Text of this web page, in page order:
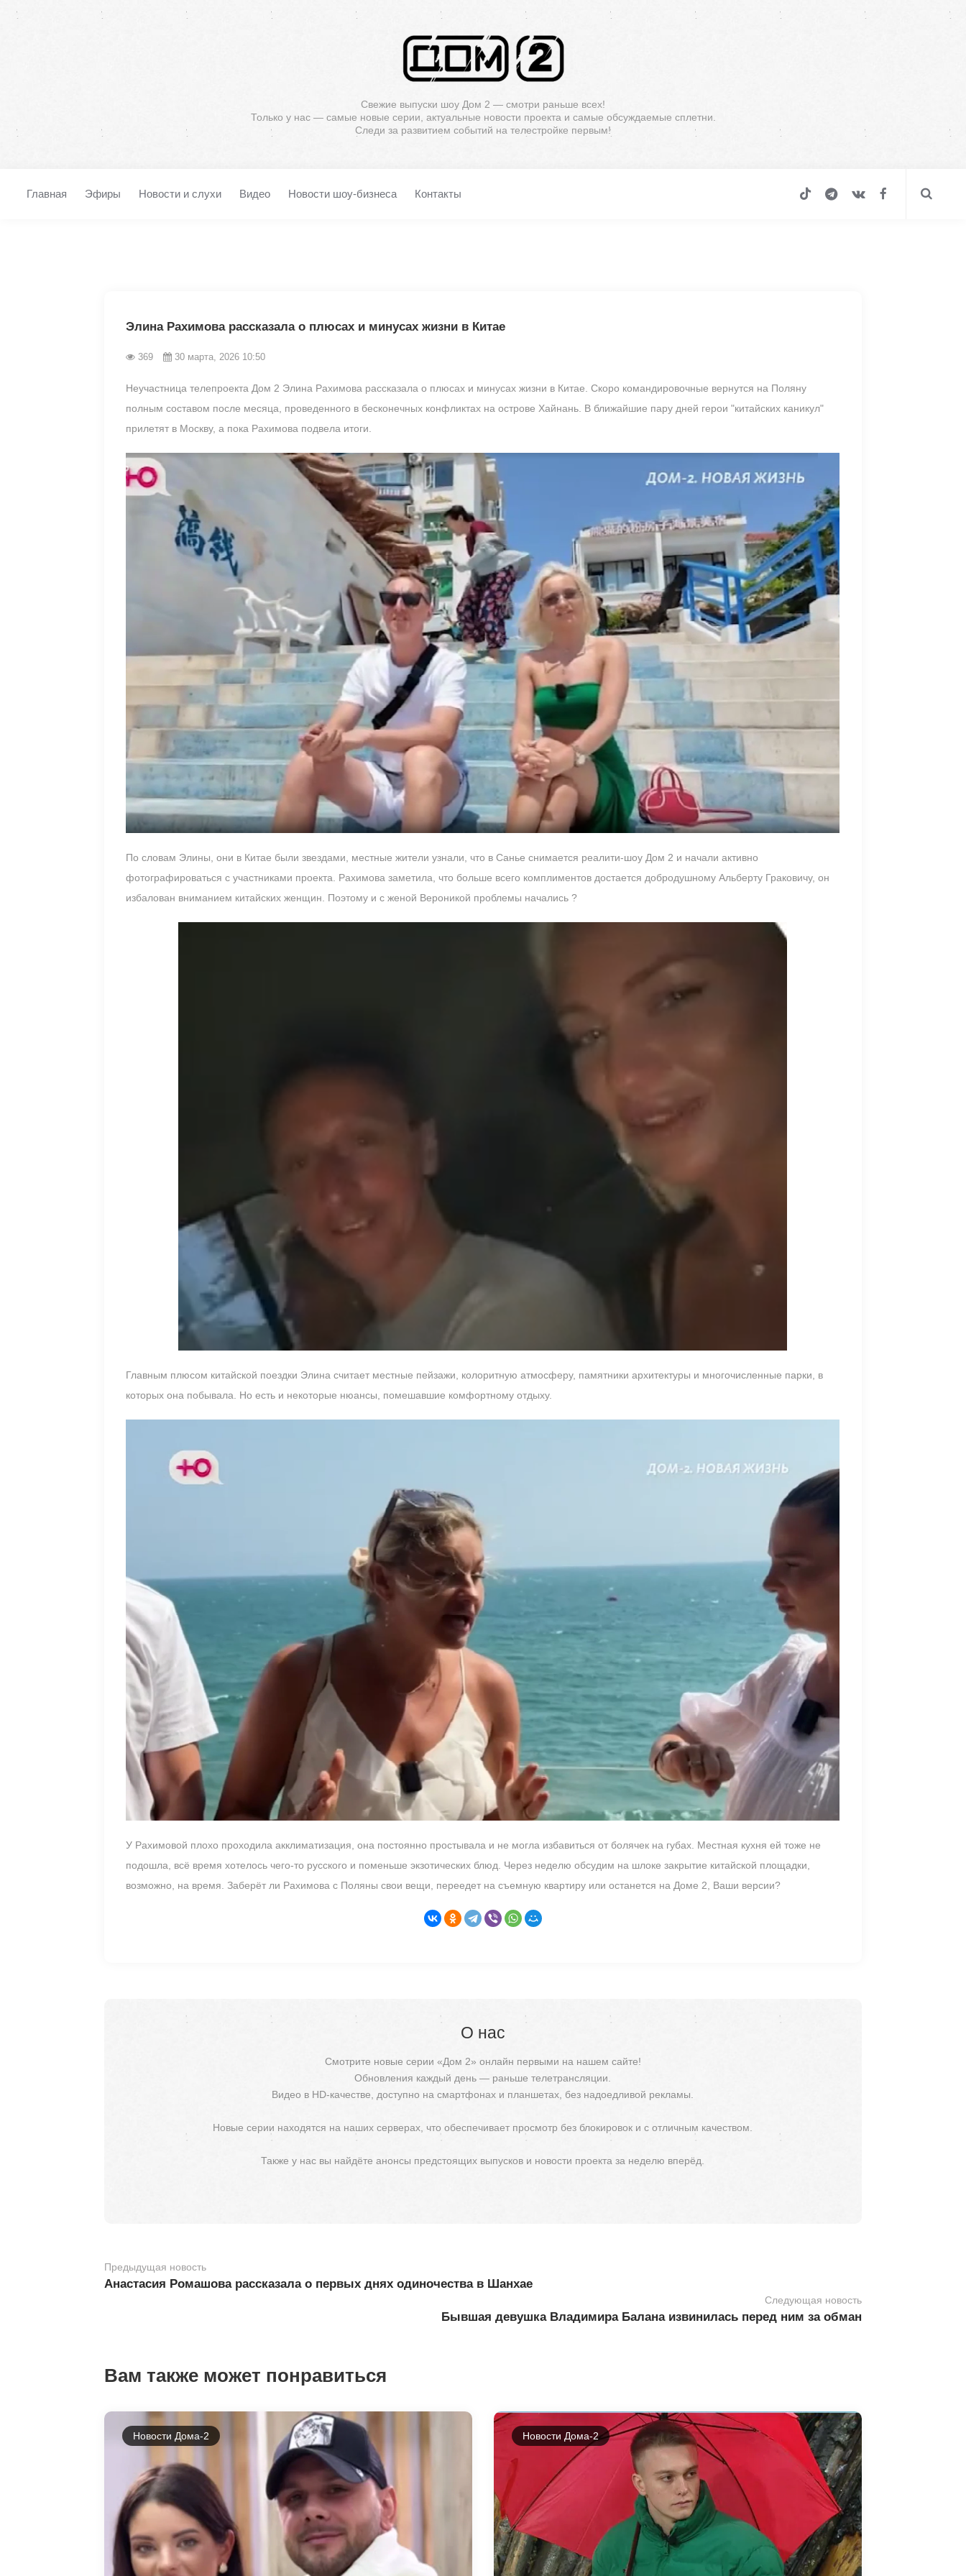
Свежие выпуски шоу Дом 2 — смотри раньше всех!
Только у нас — самые новые серии, актуальные новости проекта и самые обсуждаемые сплетни.
Следи за развитием событий на телестройке первым!
Главная Эфиры Новости и слухи Видео Новости шоу-бизнеса Контакты
Элина Рахимова рассказала о плюсах и минусах жизни в Китае
369 30 марта, 2026 10:50
Неучастница телепроекта Дом 2 Элина Рахимова рассказала о плюсах и минусах жизни в Китае. Скоро командировочные вернутся на Поляну
полным составом после месяца, проведенного в бесконечных конфликтах на острове Хайнань. В ближайшие пару дней герои "китайских каникул"
прилетят в Москву, а пока Рахимова подвела итоги.
По словам Элины, они в Китае были звездами, местные жители узнали, что в Санье снимается реалити-шоу Дом 2 и начали активно
фотографироваться с участниками проекта. Рахимова заметила, что больше всего комплиментов достается добродушному Альберту Граковичу, он
избалован вниманием китайских женщин. Поэтому и с женой Вероникой проблемы начались ?
Главным плюсом китайской поездки Элина считает местные пейзажи, колоритную атмосферу, памятники архитектуры и многочисленные парки, в
которых она побывала. Но есть и некоторые нюансы, помешавшие комфортному отдыху.
У Рахимовой плохо проходила акклиматизация, она постоянно простывала и не могла избавиться от болячек на губах. Местная кухня ей тоже не
подошла, всё время хотелось чего-то русского и поменьше экзотических блюд. Через неделю обсудим на шлоке закрытие китайской площадки,
возможно, на время. Заберёт ли Рахимова с Поляны свои вещи, переедет на съемную квартиру или останется на Доме 2, Ваши версии?
О нас
Смотрите новые серии «Дом 2» онлайн первыми на нашем сайте!
Обновления каждый день — раньше телетрансляции.
Видео в HD-качестве, доступно на смартфонах и планшетах, без надоедливой рекламы.
Новые серии находятся на наших серверах, что обеспечивает просмотр без блокировок и с отличным качеством.
Также у нас вы найдёте анонсы предстоящих выпусков и новости проекта за неделю вперёд.
Предыдущая новость
Анастасия Ромашова рассказала о первых днях одиночества в Шанхае
Следующая новость
Бывшая девушка Владимира Балана извинилась перед ним за обман
Вам также может понравиться
Новости Дома-2 Новости Дома-2